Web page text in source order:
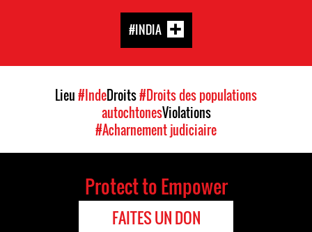
#INDIA
Lieu#IndeDroits#Droits des populations
autochtonesViolations
#Acharnement judiciaire
Protect to Empower
FAITES UN DON